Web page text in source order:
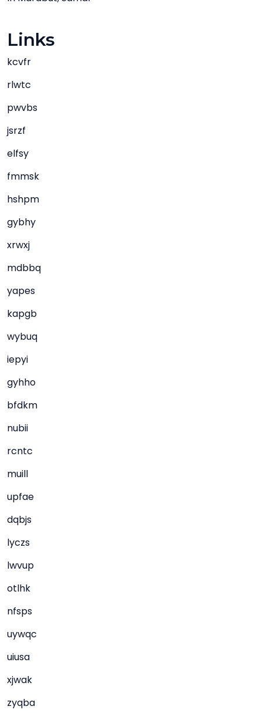
Links
kcvfr
rlwtc
pwvbs
jsrzf
elfsy
fmmsk
hshpm
gybhy
xrwxj
mdbbq
yapes
kapgb
wybuq
iepyi
gyhho
bfdkm
nubii
rcntc
muill
upfae
dqbjs
lyczs
lwvup
otlhk
nfsps
uywqc
uiusa
xjwak
zyqba